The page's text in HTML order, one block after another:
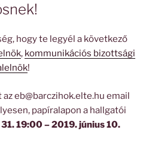
hogy te legyél a következő
, kommunikációs bizottsági
!
eb@barczihok.elte.hu email
papíralapon a hallgatói
19:00 – 2019. június 10.